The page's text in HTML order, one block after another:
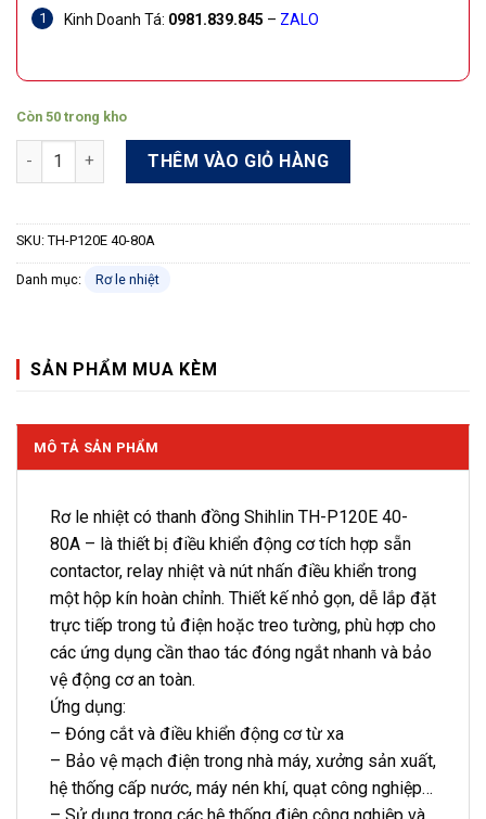
Kinh Doanh Tá: 0981.839.845 – ZALO
Còn 50 trong kho
Rơ le nhiệt có thanh đồng Shihlin TH-P120E 40-80A số lượng
THÊM VÀO GIỎ HÀNG
SKU: TH-P120E 40-80A
Danh mục: Rơ le nhiệt
SẢN PHẨM MUA KÈM
MÔ TẢ SẢN PHẨM
Rơ le nhiệt có thanh đồng Shihlin TH-P120E 40-
80A – là thiết bị điều khiển động cơ tích hợp sẵn
contactor, relay nhiệt và nút nhấn điều khiển trong
một hộp kín hoàn chỉnh. Thiết kế nhỏ gọn, dễ lắp đặt
trực tiếp trong tủ điện hoặc treo tường, phù hợp cho
các ứng dụng cần thao tác đóng ngắt nhanh và bảo
vệ động cơ an toàn.
Ứng dụng:
– Đóng cắt và điều khiển động cơ từ xa
– Bảo vệ mạch điện trong nhà máy, xưởng sản xuất,
hệ thống cấp nước, máy nén khí, quạt công nghiệp…
– Sử dụng trong các hệ thống điện công nghiệp và